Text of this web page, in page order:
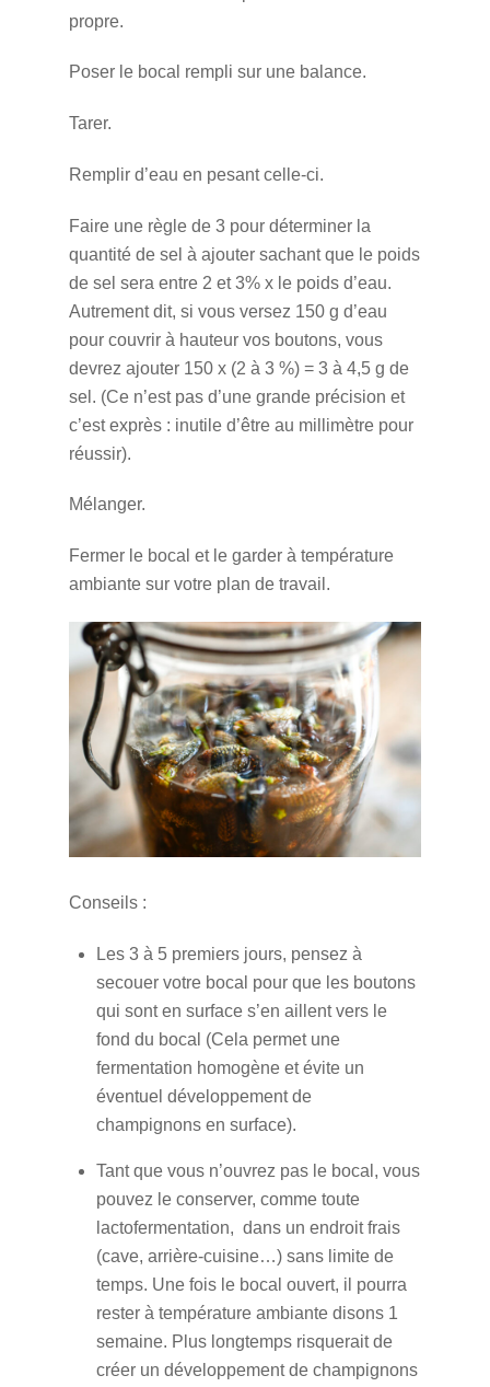
propre.
Poser le bocal rempli sur une balance.
Tarer.
Remplir d’eau en pesant celle-ci.
Faire une règle de 3 pour déterminer la
quantité de sel à ajouter sachant que le poids
de sel sera entre 2 et 3% x le poids d’eau.
Autrement dit, si vous versez 150 g d’eau
pour couvrir à hauteur vos boutons, vous
devrez ajouter 150 x (2 à 3 %) = 3 à 4,5 g de
sel. (Ce n’est pas d’une grande précision et
c’est exprès : inutile d’être au millimètre pour
réussir).
Mélanger.
Fermer le bocal et le garder à température
ambiante sur votre plan de travail.
Conseils :
Les 3 à 5 premiers jours, pensez à
secouer votre bocal pour que les boutons
qui sont en surface s’en aillent vers le
fond du bocal (Cela permet une
fermentation homogène et évite un
éventuel développement de
champignons en surface).
Tant que vous n’ouvrez pas le bocal, vous
pouvez le conserver, comme toute
lactofermentation, dans un endroit frais
(cave, arrière-cuisine…) sans limite de
temps. Une fois le bocal ouvert, il pourra
rester à température ambiante disons 1
semaine. Plus longtemps risquerait de
créer un développement de champignons